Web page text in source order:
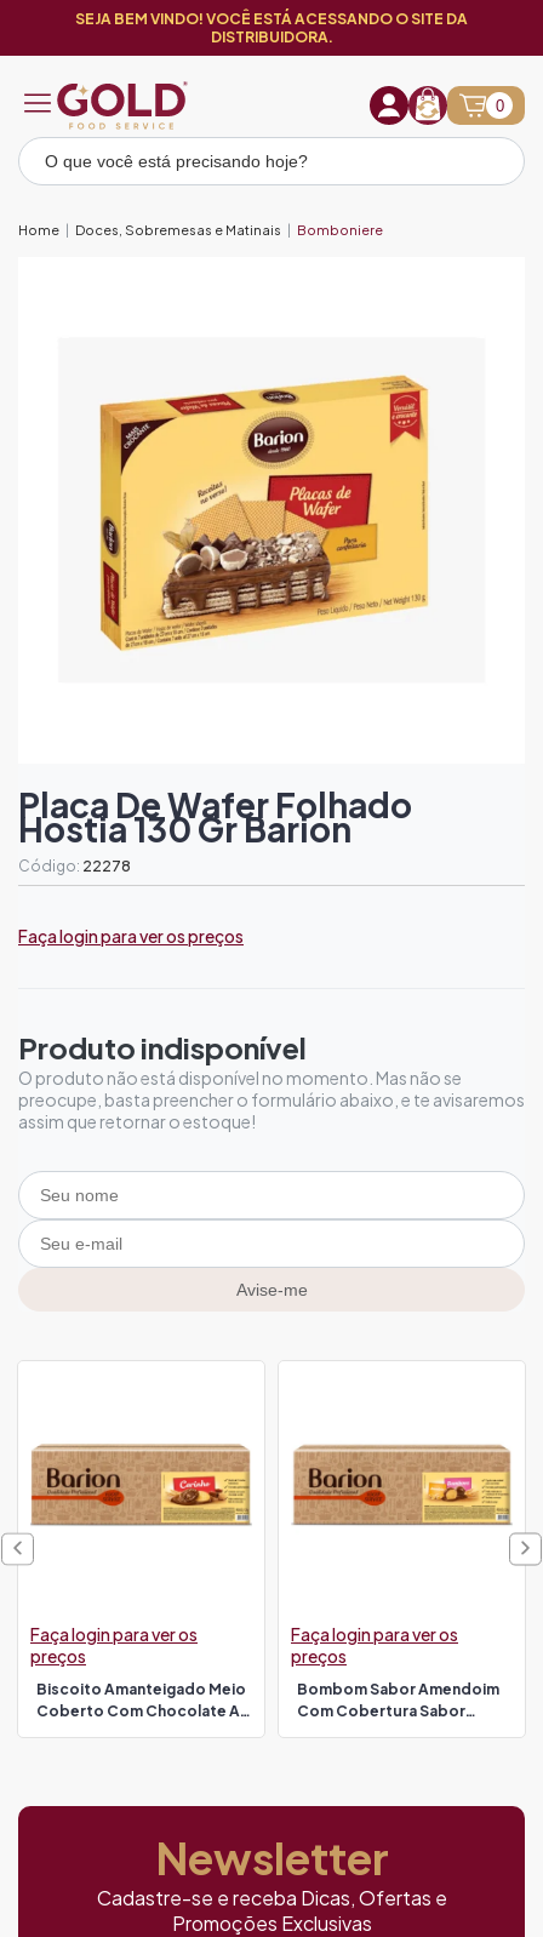
SEJA BEM VINDO! VOCÊ ESTÁ ACESSANDO O SITE DA
DISTRIBUIDORA.
0
Home Doces, Sobremesas e Matinais Bomboniere
Placa De Wafer Folhado
Hostia 130 Gr Barion
Código: 22278
Faça login para ver os preços
Produto indisponível
O produto não está disponível no momento. Mas não se
preocupe, basta preencher o formulário abaixo, e te avisaremos
assim que retornar o estoque!
Avise-me
Biscoito Amanteigado Meio
Coberto Com Chocolate Ao
Faça login para ver os
preços
Bombom Sabor Amendoim
Com Cobertura Sabor
Faça login para ver os
preços
Newsletter
Cadastre-se e receba Dicas, Ofertas e
Promoções Exclusivas